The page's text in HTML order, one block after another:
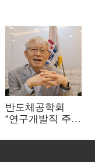
반도체공학회
“연구개발직 주
개선해야”